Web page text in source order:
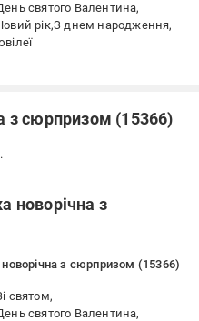
святого Валентина
рік З днем народження
з сюрпризом (15366)
новорічна з
з сюрпризом (15366)
святом
святого Валентина